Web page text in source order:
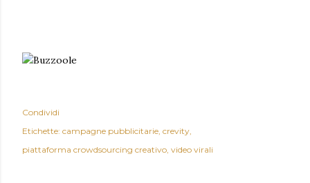
Condividi
Etichette: campagne pubblicitarie crevity
piattaforma crowdsourcing creativo video virali